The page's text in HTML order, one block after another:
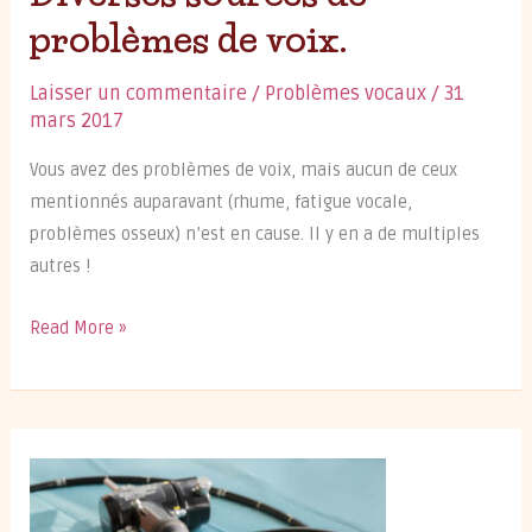
problèmes de voix.
Laisser un commentaire / Problèmes vocaux /31
mars 2017
Vous avez des problèmes de voix, mais aucun de ceux
mentionnés auparavant (rhume, fatigue vocale,
problèmes osseux) n’est en cause. Il y en a de multiples
autres !
Diverses
de
de
voix.
Read More »